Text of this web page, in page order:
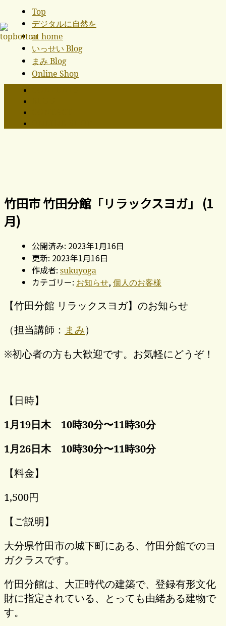
Top
デジタルに自然を
at home
いっせい Blog
まみ Blog
Online Shop
竹田市 竹田分館「リラックスヨガ」 (1
月)
公開済み: 2023年1月16日
更新: 2023年1月16日
作成者: sukuyoga
カテゴリー: お知らせ,個人のお客様
【竹田分館 リラックスヨガ】のお知らせ
（担当講師： まみ）
※初心者の方も大歓迎です。お気軽にどうぞ！
【日時】
1月19日木 10時30分〜11時30分
1月26日木 10時30分〜11時30分
【料金】
1,500円
【ご説明】
大分県竹田市の城下町にある、竹田分館でのヨ
ガクラスです。
竹田分館は、大正時代の建築で、登録有形文化
財に指定されている、とっても由緒ある建物で
す。